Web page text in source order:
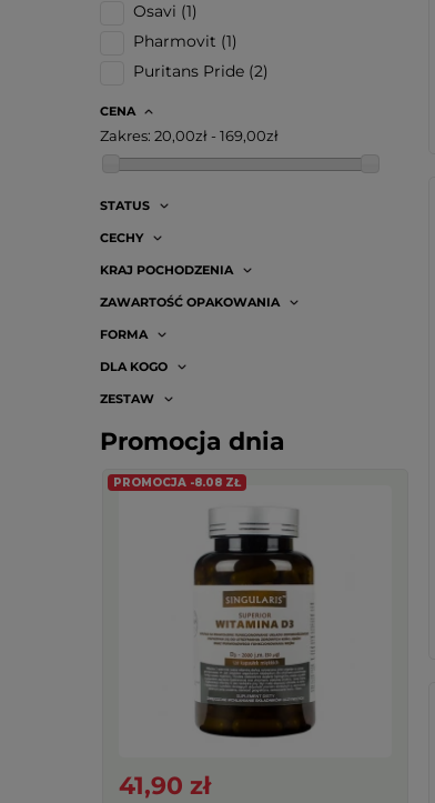
Osavi (1)
Pharmovit (1)
Puritans Pride (2)
Skoczylas (1)
CENA
Zakres: 20,00zł - 169,00zł
STATUS
CECHY
KRAJ POCHODZENIA
ZAWARTOŚĆ OPAKOWANIA
FORMA
DLA KOGO
ZESTAW
Promocja dnia
PROMOCJA -8.08 ZŁ
41,90 zł